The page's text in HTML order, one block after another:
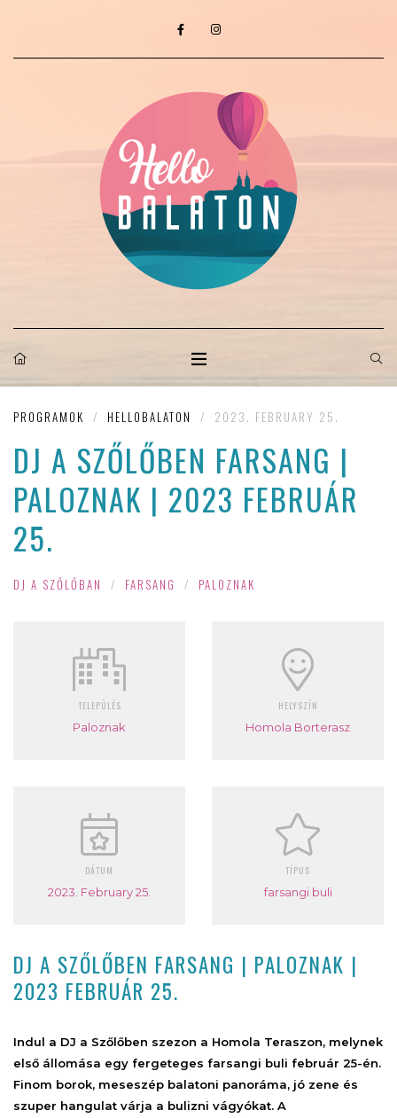
PROGRAMOK / HELLOBALATON / 2023. FEBRUARY 25.
DJ A SZŐLŐBEN FARSANG |
PALOZNAK | 2023 FEBRUÁR
25.
DJ A SZŐLŐBAN / FARSANG / PALOZNAK
TELEPÜLÉS
Paloznak
HELYSZÍN
Homola Borterasz
DÁTUM
2023. February 25.
TÍPUS
farsangi buli
DJ A SZŐLŐBEN FARSANG | PALOZNAK |
2023 FEBRUÁR 25.
Indul a DJ a Szőlőben szezon a Homola Teraszon, melynek
első állomása egy fergeteges farsangi buli február 25-én.
Finom borok, meseszép balatoni panoráma, jó zene és
szuper hangulat várja a bulizni vágyókat. A